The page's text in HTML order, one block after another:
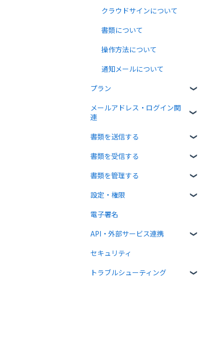
クラウドサインについて
書類について
操作方法について
通知メールについて
プラン
無料プラン
メールアドレス・ログイン関
連
ログイン関連
書類を送信する
書類のアップロード・編集
宛先設定
一括送信
送信時の設定
送信後の操作
テンプレート
書類を受信する
受信者ガイド
書類の受信
書類を管理する
書類の確認
書類情報の入力
書類インポート
複数部署管理
設定・権限
個人設定
管理者向け設定
高度な設定をする
電子署名
API・外部サービス連携
Web API
外部連携
セキュリティ
トラブルシューティング